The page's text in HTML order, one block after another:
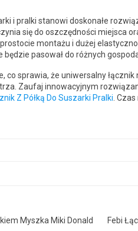
i pralki stanowi doskonałe
się do oszczędności miejsca
montażu i dużej
będzie pasował do różnych
co sprawia, że uniwersalny
Zaufaj innowacyjnym
Z Półką Do Suszarki Pralki.
Myszka Miki Donald
Febi